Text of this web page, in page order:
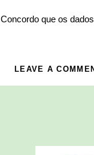
Concordo que os